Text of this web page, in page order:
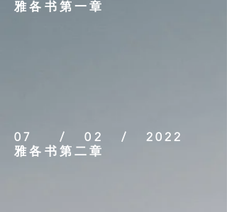
雅各书第一章
07 / 02 / 2022
雅各书第二章